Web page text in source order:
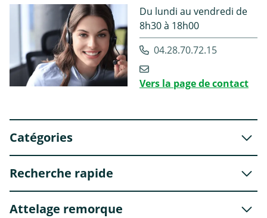
Du lundi au vendredi de
8h30 à 18h00
04.28.70.72.15
Vers la page de contact
Catégories
Recherche rapide
Attelage remorque